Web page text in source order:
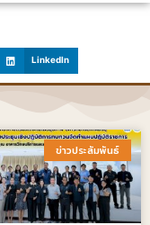
LinkedIn
ข่าวประสัมพันธ์​